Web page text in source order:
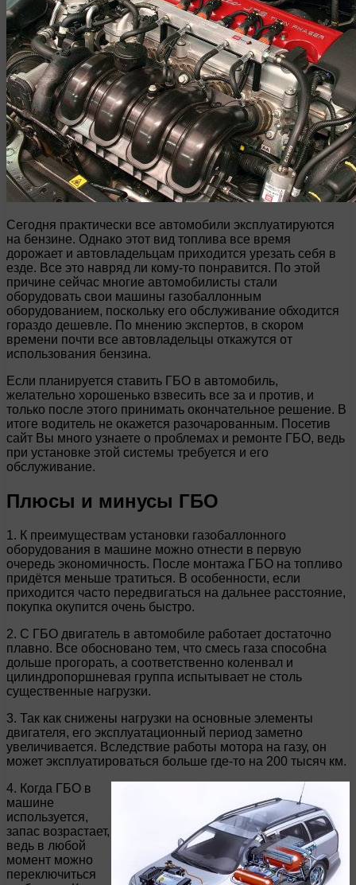
Сегодня практически все автомобили эксплуатируются
на бензине. Однако этот вид топлива все время
дорожает и автовладельцам приходится урезать себя в
езде. Все это навряд ли кому-то понравится. По этой
причине сейчас многие автомобилисты стали
оборудовать свои машины газобаллонным
оборудованием, поскольку его обслуживание обходится
гораздо дешевле. По мнению экспертов, в скором
времени почти все автовладельцы откажутся от
использования бензина.
Если планируется ставить ГБО в автомобиль,
желательно хорошенько взвесить все за и против, и
только после этого принимать окончательное решение. В
итоге водитель не окажется разочарованным. Посетив
сайт Вы много узнаете о проблемах и ремонте ГБО, ведь
при установке этой системы требуется и его
обслуживание.
Плюсы и минусы ГБО
1. К преимуществам установки газобаллонного
оборудования в машине можно отнести в первую
очередь экономичность. После монтажа ГБО на топливо
придётся меньше тратиться. В особенности, если
приходится часто передвигаться на дальнее расстояние,
покупка окупится очень быстро.
2. С ГБО двигатель в автомобиле работает достаточно
плавно. Все обосновано тем, что смесь газа способна
дольше прогорать, а соответственно коленвал и
цилиндропоршневая группа испытывает не столь
существенные нагрузки.
3. Так как снижены нагрузки на основные элементы
двигателя, его эксплуатационный период заметно
увеличивается. Вследствие работы мотора на газу, он
может эксплуатироваться больше где-то на 200 тысяч км.
4. Когда ГБО в
машине
используется,
запас возрастает,
ведь в любой
момент можно
переключиться